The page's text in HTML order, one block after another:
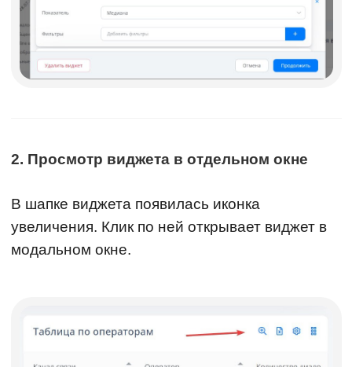
2. Просмотр виджета в отдельном окне
В шапке виджета появилась иконка
увеличения. Клик по ней открывает виджет в
модальном окне.